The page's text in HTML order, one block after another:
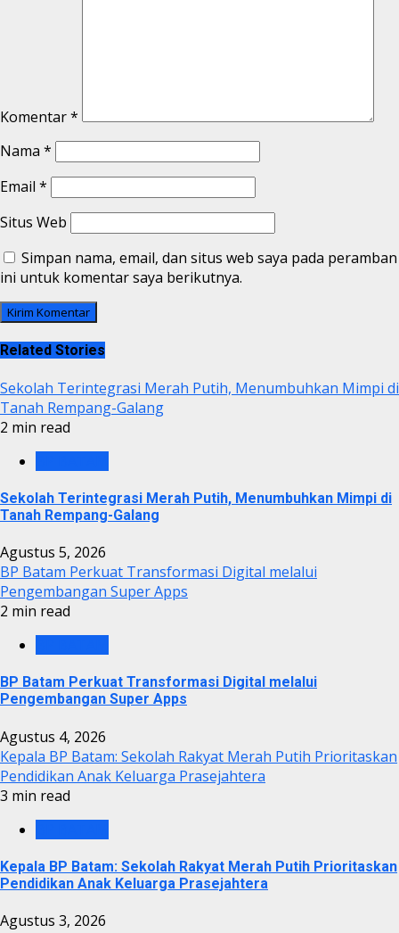
Komentar*
Nama *
Email *
Situs Web
Simpan nama, email, dan situs web saya pada peramban
ini untuk komentar saya berikutnya.
Related Stories
Sekolah Terintegrasi Merah Putih, Menumbuhkan Mimpi di
Tanah Rempang-Galang
2 min read
Sekolah Terintegrasi Merah Putih, Menumbuhkan Mimpi di
Tanah Rempang-Galang
Agustus 5, 2026
BP Batam Perkuat Transformasi Digital melalui
Pengembangan Super Apps
2 min read
BP Batam Perkuat Transformasi Digital melalui
Pengembangan Super Apps
Agustus 4, 2026
Kepala BP Batam: Sekolah Rakyat Merah Putih Prioritaskan
Pendidikan Anak Keluarga Prasejahtera
3 min read
Kepala BP Batam: Sekolah Rakyat Merah Putih Prioritaskan
Pendidikan Anak Keluarga Prasejahtera
Agustus 3, 2026